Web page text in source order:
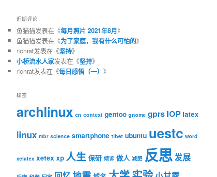
近期评论
鱼猫猫发表在《每月照片 2021年8月》
鱼猫猫发表在《为了家庭，我有什么可怕的》
richrat发表在《坚持》
小桥流水人家发表在《坚持》
richrat发表在《每日感悟（一）》
标签
archlinux cn context gentoo gnome gprs IOP latex
linux mbr science smartphone tibet ubuntu uestc word
xelatex xetex xp 人生 保研 倾诉 做人 减肥 反思发展